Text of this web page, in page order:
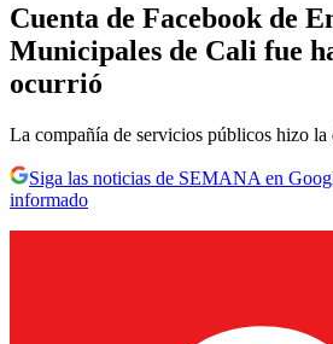
Cuenta de Facebook de
Municipales de Cali fue
ocurrió
La compañía de servicios públicos hizo la
Siga las noticias de SEMANA en
informado